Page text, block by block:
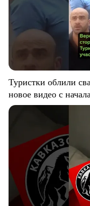
Туристки облили
новое видео с